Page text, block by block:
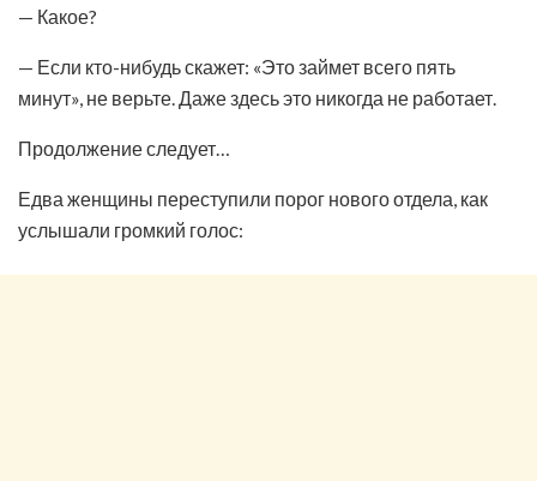
— Какое?
— Если кто-нибудь скажет: «Это займет всего пять
минут», не верьте. Даже здесь это никогда не работает.
Продолжение следует…
Едва женщины переступили порог нового отдела, как
услышали громкий голос: